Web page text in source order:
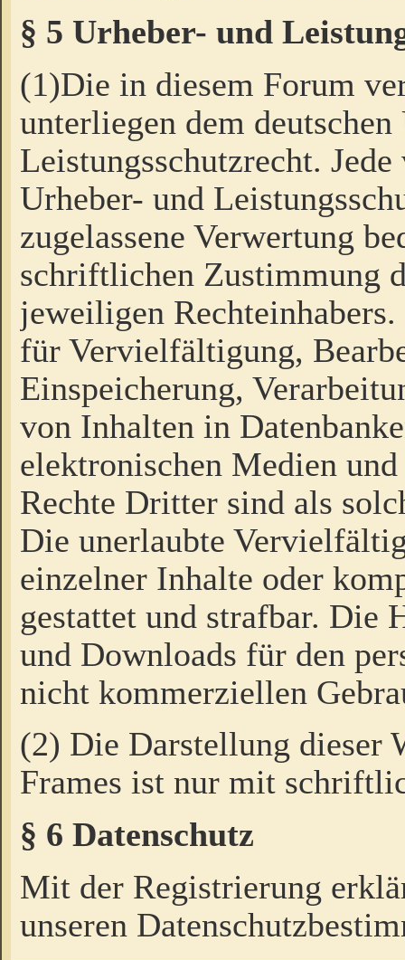
§ 5 Urheber- und
(1)Die in diesem Forum
unterliegen dem
Leistungsschutzrecht.
Urheber- und
zugelassene Verwertung
schriftlichen Zustimmung
jeweiligen
für Vervielfältigung,
Einspeicherung,
von Inhalten in
elektronischen Medien
Rechte Dritter sind als
Die unerlaubte
einzelner Inhalte oder
gestattet und strafbar. Die
und Downloads für den
nicht kommerziellen
(2) Die Darstellung dieser
Frames ist nur mit
§ 6 Datenschutz
Mit der Registrierung
unseren